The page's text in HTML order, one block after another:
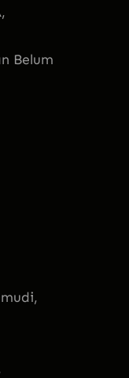
Belum